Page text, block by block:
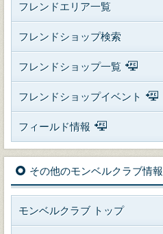
フレンドエリア一覧
フレンドショップ検索
フレンドショップ一覧
フレンドショップイベント
フィールド情報
その他のモンベルクラブ情報
モンベルクラブ トップ